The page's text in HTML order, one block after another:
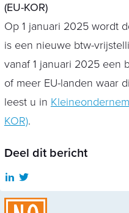
(EU-KOR)
Op 1 januari 2025 wordt
is een nieuwe btw-
vanaf 1 januari 2025 een
of meer EU-landen waar
leest u in
KOR).
Deel dit bericht